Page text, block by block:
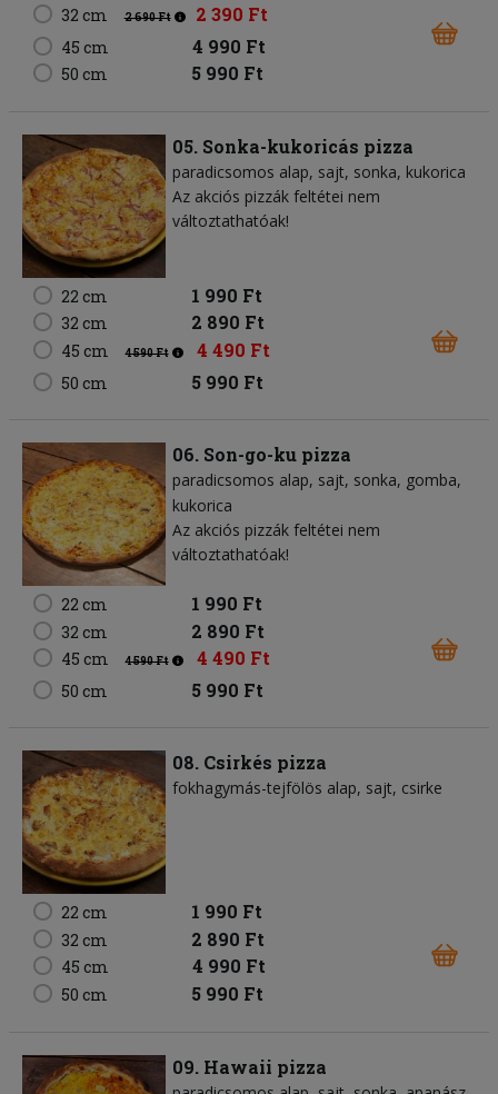
32 cm 2 690 Ft 2 390 Ft
45 cm 4 990 Ft
50 cm 5 990 Ft
05. Sonka-kukoricás pizza
paradicsomos alap sajt sonka kukorica
Az akciós pizzák feltétei nem
változtathatóak!
22 cm 1 990 Ft
32 cm 2 890 Ft
45 cm 4 590 Ft 4 490 Ft
50 cm 5 990 Ft
06. Son-go-ku pizza
paradicsomos alap sajt sonka gomba
kukorica
Az akciós pizzák feltétei nem
változtathatóak!
22 cm 1 990 Ft
32 cm 2 890 Ft
45 cm 4 590 Ft 4 490 Ft
50 cm 5 990 Ft
08. Csirkés pizza
fokhagymás-tejfölös alap sajt csirke
22 cm 1 990 Ft
32 cm 2 890 Ft
45 cm 4 990 Ft
50 cm 5 990 Ft
09. Hawaii pizza